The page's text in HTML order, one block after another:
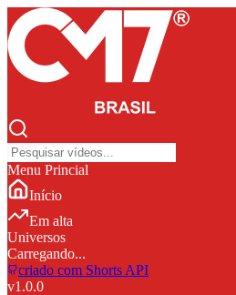
Menu Princial
Início
Em alta
Universos
Carregando...
criado com Shorts API
v1.0.0